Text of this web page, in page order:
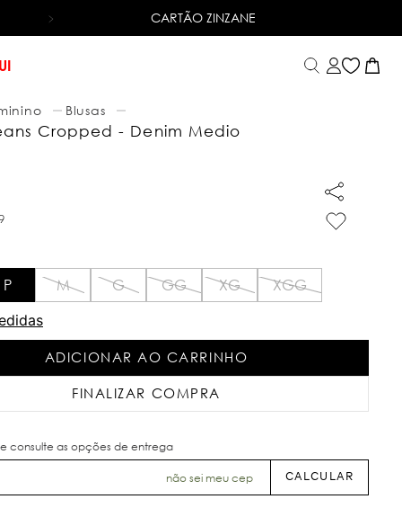
6X SEM JUROSNO CARTÃO DE CRÉDITO
CARTÃO ZINZANE
Blusas
Cropped - Denim Medio
P M G GG XG
XGG
ADICIONAR AO CARRINHO
FINALIZAR COMPRA
não sei meu cep